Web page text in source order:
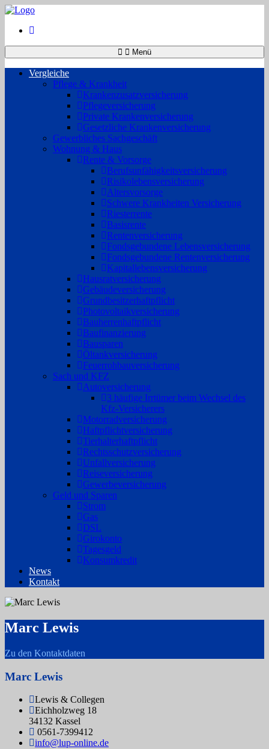
Menü
Vergleiche
Pflege & Krankheit
Krankenzusatzversicherung
Pflegeversicherung
Private Krankenversicherung
Gesetzliche Krankenversicherung
Gewerbliches Sachgeschäft
Wohnung & Haus
Rente & Vorsorge
Berufs­unfähigkeitsversicherung
Risikolebensversicherung
Altersvorsorge
Schwere Krankheiten Versicherung
Riesterrente
Basisrente
Rentenversicherung
Fondsgebundene Lebensversicherung
Fondsgebundene Rentenversicherung
Kapitallebensversicherung
Hausratversicherung
Gebäudeversicherung
Grundbesitzerhaftpflicht
Photovoltaikversicherung
Bauherrenhaftpflicht
Baufinanzierung
Bausparen
Öltankversicherung
Feuerrohbauversicherung
Sach und KFZ
Autoversicherung
3 häufige Irrtümer beim Wechsel des
Kfz-Versicherers
Motorradversicherung
Haftpflichtversicherung
Tierhalterhaftpflicht
Rechtsschutzversicherung
Unfallversicherung
Reiseversicherung
Gewerbeversicherung
Geld und Sparen
Strom
Gas
DSL
Girokonto
Tagesgeld
Konsumkredit
News
Kontakt
Marc Lewis
Zu den Kontaktdaten
Marc Lewis
Lewis & Collegen
Eichholzweg 18
34132 Kassel
0561-7399412
info@lup-online.de